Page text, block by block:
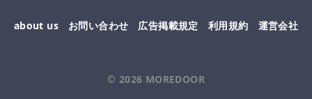
about us お問い合わせ 広告掲載規定 利用規約 運営会社
© 2026 MOREDOOR